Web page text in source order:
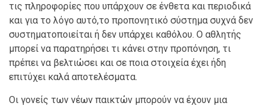
τις πληροφορίες που υπάρχουν σε ένθετα και περιοδικά
και για το λόγο αυτό,το προπονητικό σύστημα συχνά δεν
συστηματοποιείται ή δεν υπάρχει καθόλου. Ο αθλητής
μπορεί να παρατηρήσει τι κάνει στην προπόνηση, τι
πρέπει να βελτιώσει και σε ποια στοιχεία έχει ήδη
επιτύχει καλά αποτελέσματα.
Οι γονείς των νέων παικτών μπορούν να έχουν μια